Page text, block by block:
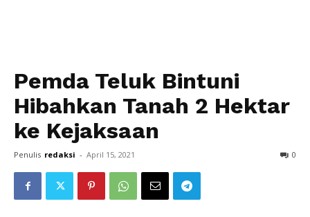
Pemda Teluk Bintuni
Hibahkan Tanah 2 Hektar
ke Kejaksaan
Penulis redaksi - April 15, 2021 0